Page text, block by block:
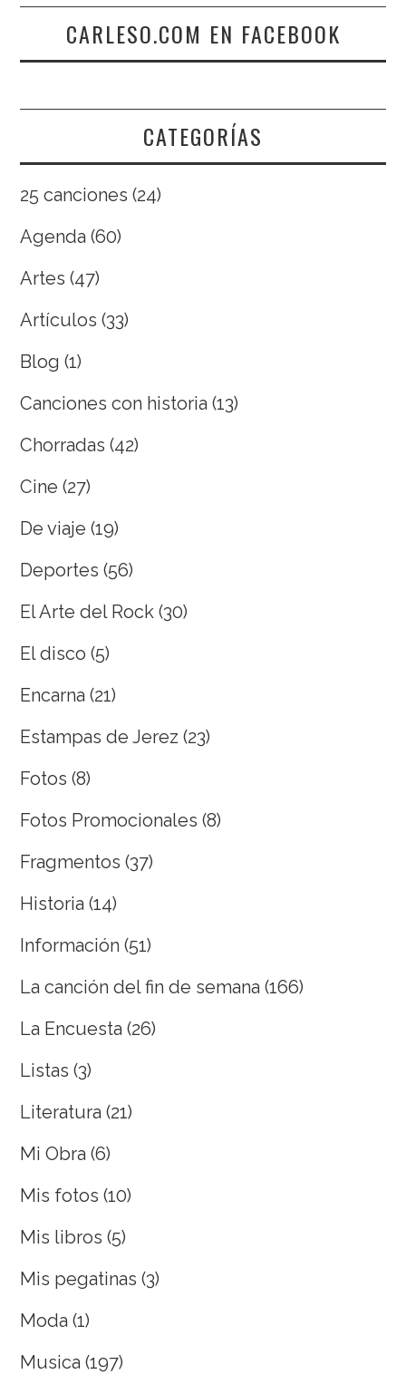
CARLESO.COM EN FACEBOOK
CATEGORÍAS
25 canciones (24)
Agenda (60)
Artes (47)
Artículos (33)
Blog (1)
Canciones con historia (13)
Chorradas (42)
Cine (27)
De viaje (19)
Deportes (56)
El Arte del Rock (30)
El disco (5)
Encarna (21)
Estampas de Jerez (23)
Fotos (8)
Fotos Promocionales (8)
Fragmentos (37)
Historia (14)
Información (51)
La canción del fin de semana (166)
La Encuesta (26)
Listas (3)
Literatura (21)
Mi Obra (6)
Mis fotos (10)
Mis libros (5)
Mis pegatinas (3)
Moda (1)
Musica (197)